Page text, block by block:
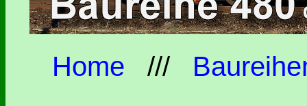
Home ///